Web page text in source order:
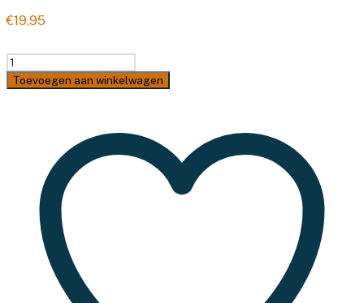
€19,95
Active
Leisure
Skate
Royalblue
aantal
Toevoegen aan winkelwagen